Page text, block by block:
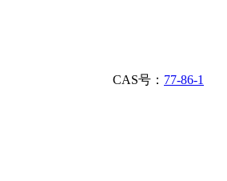
CAS号： 77-86-1